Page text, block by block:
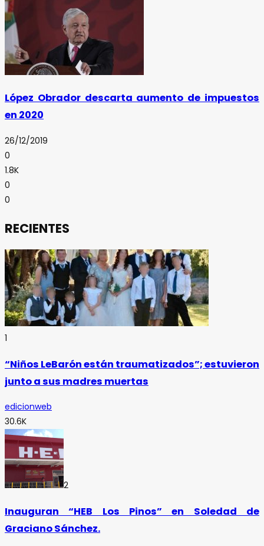
López Obrador descarta aumento de impuestos
en 2020
26/12/2019
0
1.8K
0
0
RECIENTES
1
“Niños LeBarón están traumatizados”; estuvieron
junto a sus madres muertas
edicionweb
30.6K
2
Inauguran “HEB Los Pinos” en Soledad de
Graciano Sánchez.